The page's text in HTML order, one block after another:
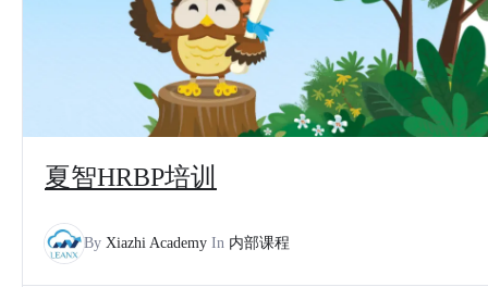
夏智HRBP培训
By Xiazhi Academy In 内部课程